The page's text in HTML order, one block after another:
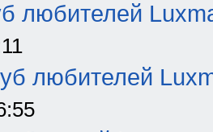
любителей
любителей